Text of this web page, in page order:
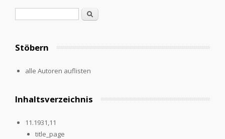
Search
Stöbern
alle Autoren auflisten
Inhaltsverzeichnis
11.1931,11
title_page